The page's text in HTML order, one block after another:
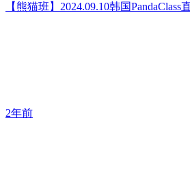
【熊猫班】2024.09.10韩国PandaClass
2年前